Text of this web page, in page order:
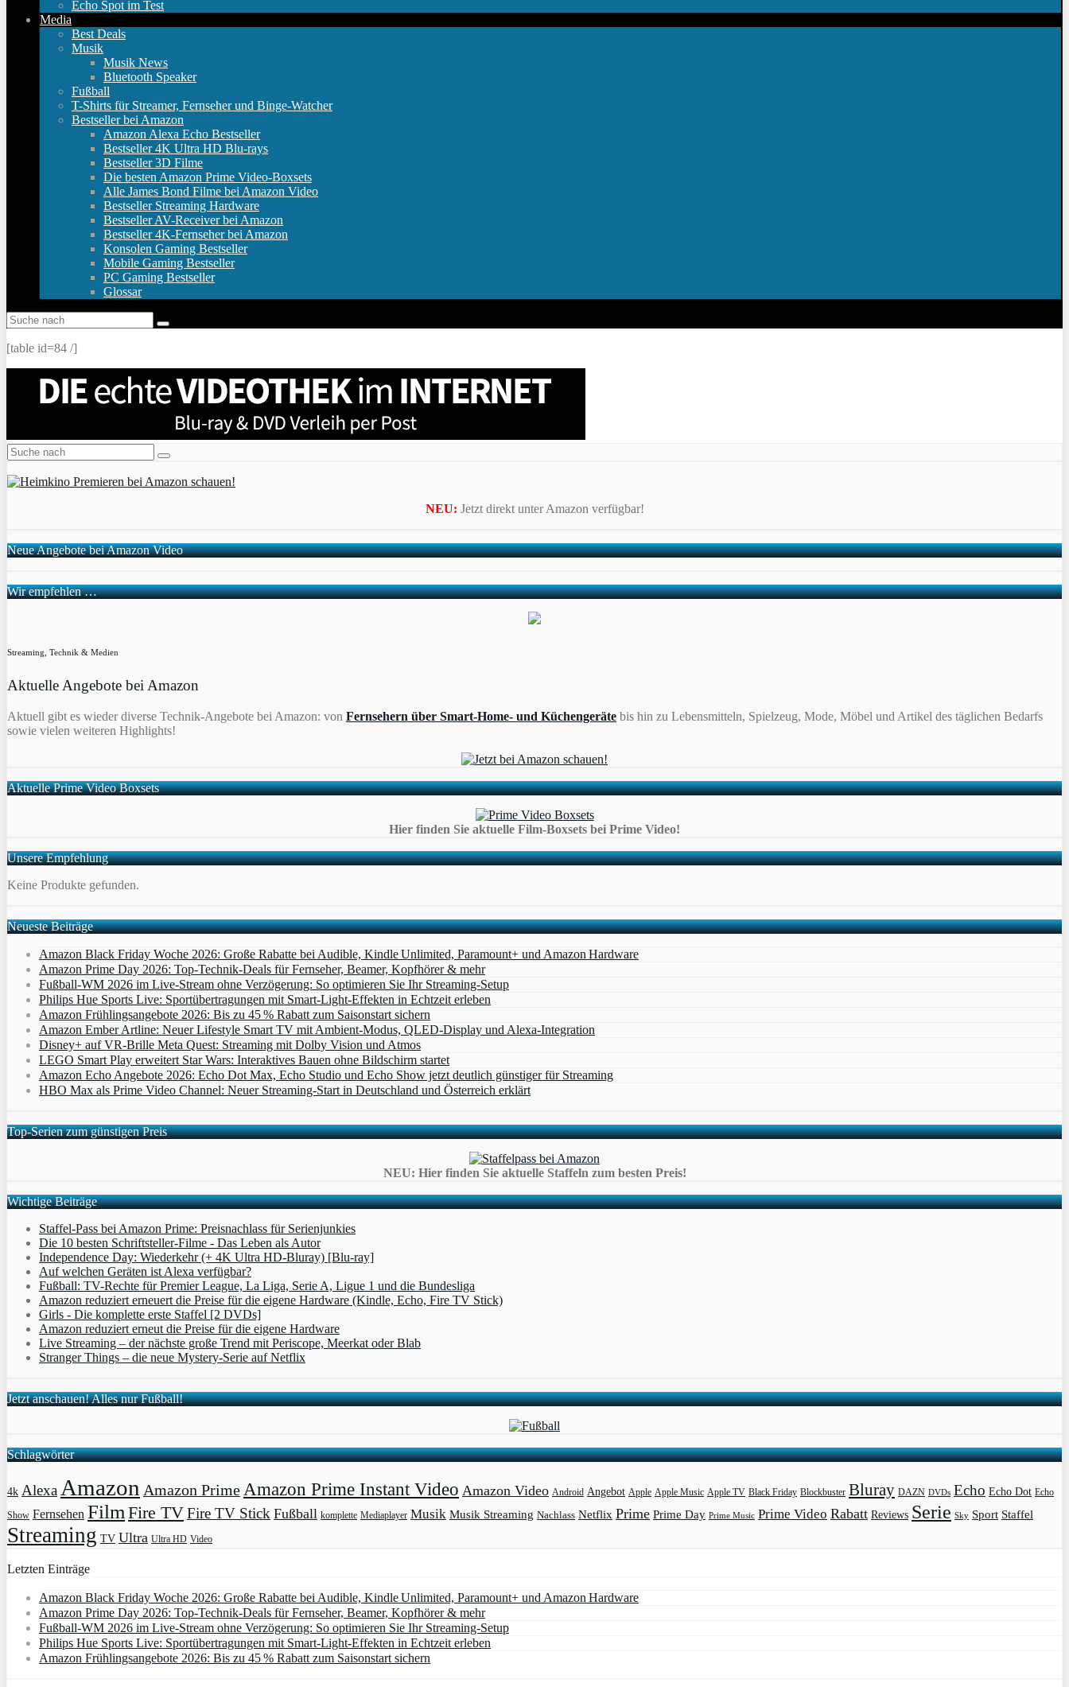
Echo Spot im Test
Media
Best Deals
Musik
Musik News
Bluetooth Speaker
Fußball
T-Shirts für Streamer, Fernseher und Binge-Watcher
Bestseller bei Amazon
Amazon Alexa Echo Bestseller
Bestseller 4K Ultra HD Blu-rays
Bestseller 3D Filme
Die besten Amazon Prime Video-Boxsets
Alle James Bond Filme bei Amazon Video
Bestseller Streaming Hardware
Bestseller AV-Receiver bei Amazon
Bestseller 4K-Fernseher bei Amazon
Konsolen Gaming Bestseller
Mobile Gaming Bestseller
PC Gaming Bestseller
Glossar
[table id=84 /]
NEU: Jetzt direkt unter Amazon verfügbar!
Neue Angebote bei Amazon Video
Wir empfehlen …
Streaming, Technik & Medien
Aktuelle Angebote bei Amazon
Aktuell gibt es wieder diverse Technik-Angebote bei Amazon: von Fernsehern über Smart-Home- und Küchengeräte bis hin zu Lebensmitteln, Spielzeug, Mode, Möbel und Artikel des täglichen Bedarfs
sowie vielen weiteren Highlights!
Aktuelle Prime Video Boxsets
Hier finden Sie aktuelle Film-Boxsets bei Prime Video!
Unsere Empfehlung
Keine Produkte gefunden.
Neueste Beiträge
Amazon Black Friday Woche 2026: Große Rabatte bei Audible, Kindle Unlimited, Paramount+ und Amazon Hardware
Amazon Prime Day 2026: Top-Technik-Deals für Fernseher, Beamer, Kopfhörer & mehr
Fußball-WM 2026 im Live-Stream ohne Verzögerung: So optimieren Sie Ihr Streaming-Setup
Philips Hue Sports Live: Sportübertragungen mit Smart‑Light‑Effekten in Echtzeit erleben
Amazon Frühlingsangebote 2026: Bis zu 45 % Rabatt zum Saisonstart sichern
Amazon Ember Artline: Neuer Lifestyle Smart TV mit Ambient‑Modus, QLED‑Display und Alexa‑Integration
Disney+ auf VR-Brille Meta Quest: Streaming mit Dolby Vision und Atmos
LEGO Smart Play erweitert Star Wars: Interaktives Bauen ohne Bildschirm startet
Amazon Echo Angebote 2026: Echo Dot Max, Echo Studio und Echo Show jetzt deutlich günstiger für Streaming
HBO Max als Prime Video Channel: Neuer Streaming‑Start in Deutschland und Österreich erklärt
Top-Serien zum günstigen Preis
NEU: Hier finden Sie aktuelle Staffeln zum besten Preis!
Wichtige Beiträge
Staffel-Pass bei Amazon Prime: Preisnachlass für Serienjunkies
Die 10 besten Schriftsteller-Filme - Das Leben als Autor
Independence Day: Wiederkehr (+ 4K Ultra HD-Bluray) [Blu-ray]
Auf welchen Geräten ist Alexa verfügbar?
Fußball: TV-Rechte für Premier League, La Liga, Serie A, Ligue 1 und die Bundesliga
Amazon reduziert erneuert die Preise für die eigene Hardware (Kindle, Echo, Fire TV Stick)
Girls - Die komplette erste Staffel [2 DVDs]
Amazon reduziert erneut die Preise für die eigene Hardware
Live Streaming – der nächste große Trend mit Periscope, Meerkat oder Blab
Stranger Things – die neue Mystery-Serie auf Netflix
Jetzt anschauen! Alles nur Fußball!
Schlagwörter
4k Alexa Amazon Amazon Prime Amazon Prime Instant Video Amazon Video Android Angebot Apple Apple Music Apple TV Black Friday Blockbuster Bluray DAZN DVDs Echo Echo Dot Echo
Show Fernsehen Film Fire TVFire TV Stick Fußball komplette Mediaplayer Musik Musik Streaming Nachlass Netflix Prime Prime Day Prime Music Prime Video Rabatt Reviews Serie Sky Sport Staffel
Streaming TV Ultra Ultra HD Video
Letzten Einträge
Amazon Black Friday Woche 2026: Große Rabatte bei Audible, Kindle Unlimited, Paramount+ und Amazon Hardware
Amazon Prime Day 2026: Top-Technik-Deals für Fernseher, Beamer, Kopfhörer & mehr
Fußball-WM 2026 im Live-Stream ohne Verzögerung: So optimieren Sie Ihr Streaming-Setup
Philips Hue Sports Live: Sportübertragungen mit Smart‑Light‑Effekten in Echtzeit erleben
Amazon Frühlingsangebote 2026: Bis zu 45 % Rabatt zum Saisonstart sichern